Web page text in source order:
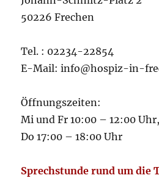
50226 Frechen
Tel. : 02234-22854
E-Mail: info@hospiz-in-
Öffnungszeiten:
Mi und Fr 10:00 – 12:00 Uhr,
Do 17:00 – 18:00 Uhr
Sprechstunde rund um die